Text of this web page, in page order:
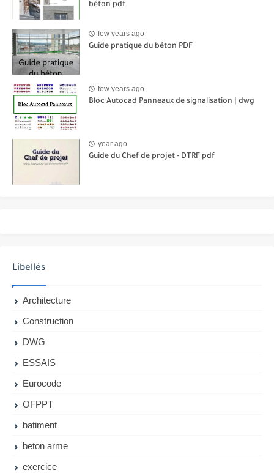
béton pdf
few years ago
Guide pratique du béton PDF
few years ago
Bloc Autocad Panneaux de signalisation | dwg
year ago
Guide du Chef de projet - DTRF pdf
Libellés
Architecture
Construction
DWG
ESSAIS
Eurocode
OFPPT
batiment
beton arme
exercice